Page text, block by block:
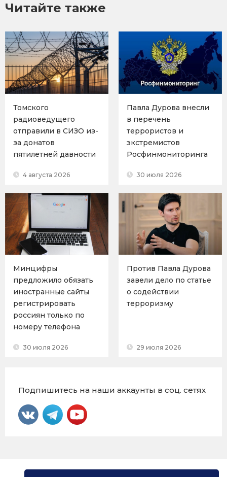
Читайте также
Томского
радиоведущего
отправили в СИЗО из-
за донатов
пятилетней давности
4 августа 2026
Павла Дурова внесли
в перечень
террористов и
экстремистов
Росфинмониторинга
30 июля 2026
Минцифры
предложило обязать
иностранные сайты
регистрировать
россиян только по
номеру телефона
30 июля 2026
Против Павла Дурова
завели дело по статье
о содействии
терроризму
29 июля 2026
Подпишитесь на наши аккаунты в соц. сетях